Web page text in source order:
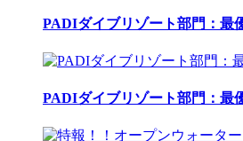
PADIダイブリゾート部門：最
PADIダイブリゾート部門：最